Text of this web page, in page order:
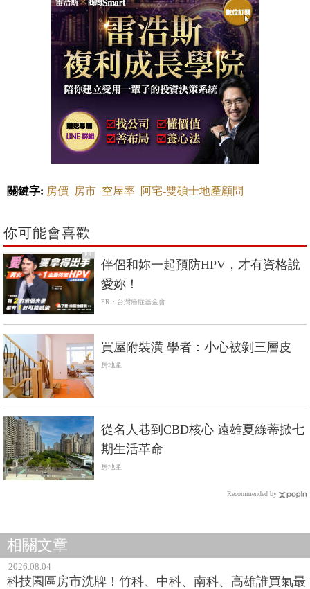
關鍵字: 房價 房市 空屋率 阿宅-雙碩士地產顧問
你可能會喜歡
PR
伴侶和妳一起預防HPV，才有資格說
愛妳！
PR・台灣癌症基金會
買屋附裝潢 學者：小心被剝三層皮
房地產
從名人巷到CBD核心 遠雄夏綠蒂掀七
期生活革命
房地產
Recommended by
相關文章
2026.08.04
科技園區房市洗牌！竹科、中科、南科、高雄誰買氣最